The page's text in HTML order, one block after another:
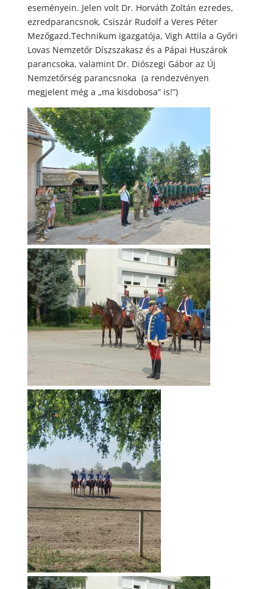
eseményein. Jelen volt Dr. Horváth Zoltán ezredes,
ezredparancsnok, Csiszár Rudolf a Veres Péter
Mezőgazd.Technikum igazgatója, Vigh Attila a Győri
Lovas Nemzetőr Díszszakasz és a Pápai Huszárok
parancsoka, valamint Dr. Diószegi Gábor az Új
Nemzetőrség parancsnoka (a rendezvényen
megjelent még a „ma kisdobosa” is!”)